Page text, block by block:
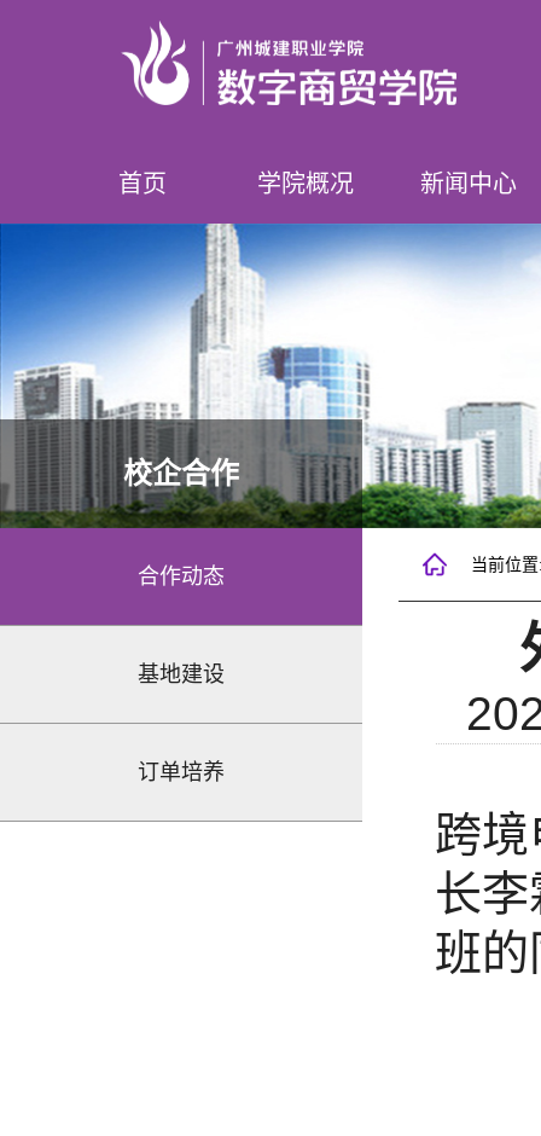
首页 学院概况
学院简介
领导介绍
专业设置
师资队伍
新闻中心
学院要闻
学院公告
榜样数贸人
校企合作
合作动态
基地建设
订单培养
当前位
跨
长
班